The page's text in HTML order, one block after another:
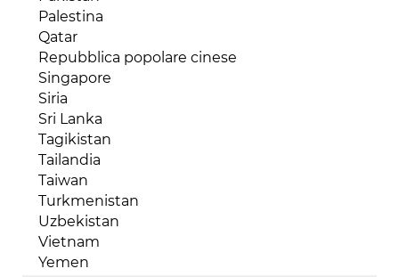
Senegal
Seychelles
Sierra Leone
Somalia
Sud Africa
Sudan
Tanzania
Togo
Tunisia
Uganda
Zambia
Zimbabwe
Palestina
Qatar
Repubblica popolare cinese
Singapore
Siria
Sri Lanka
Tagikistan
Tailandia
Taiwan
Turkmenistan
Uzbekistan
Vietnam
Yemen